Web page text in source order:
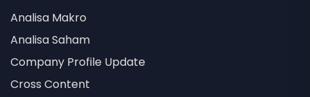
Analisa Makro
Analisa Saham
Company Profile Update
Cross Content